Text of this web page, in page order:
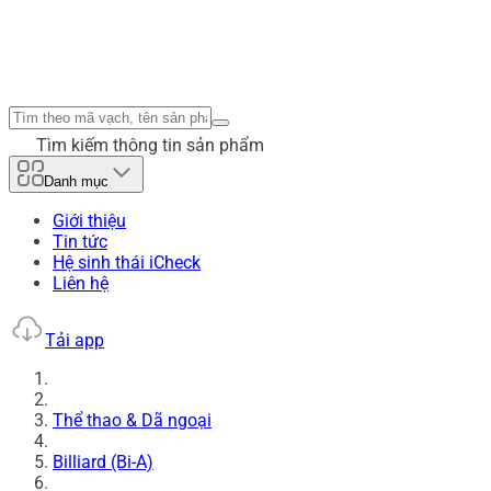
Tìm kiếm thông tin sản phẩm
Danh mục
Giới thiệu
Tin tức
Hệ sinh thái iCheck
Liên hệ
Tải app
Thể thao & Dã ngoại
Billiard (Bi-A)